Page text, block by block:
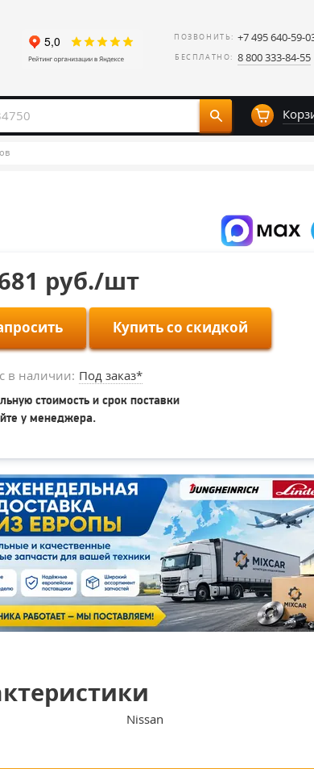
ПОЗВОНИТЬ: +7 495 640-59-
БЕСПЛАТНО: 8 800 333-84-55
руб./шт
Купить со скидкой
в наличии: Под заказ*
стоимость и срок поставки
у менеджера.
Nissan